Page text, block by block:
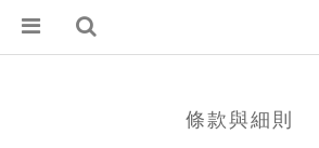
條款與細則